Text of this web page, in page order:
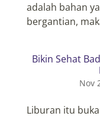
adalah bahan
bergantian,
Bikin Sehat
Nov
Liburan itu